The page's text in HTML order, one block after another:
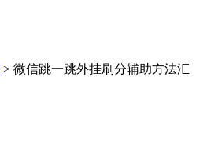
> 微信跳一跳外挂刷分辅助方法汇